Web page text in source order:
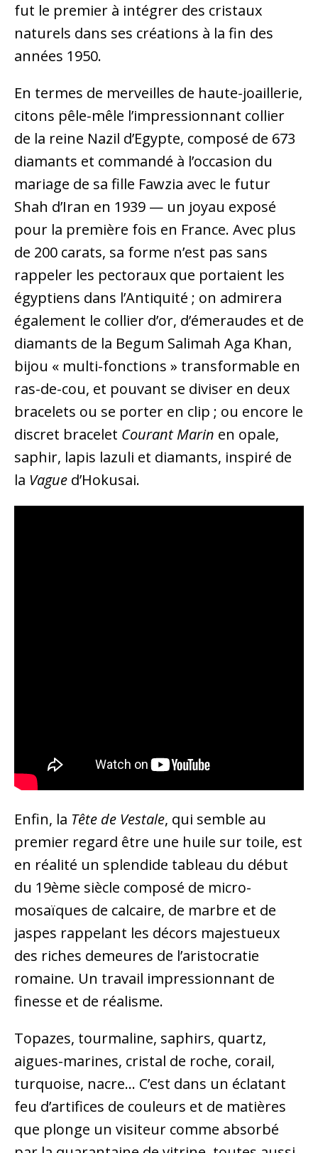
fut le premier à intégrer des cristaux
naturels dans ses créations à la fin des
années 1950.
En termes de merveilles de haute-joaillerie,
citons pêle-mêle l’impressionnant collier
de la reine Nazil d’Egypte, composé de 673
diamants et commandé à l’occasion du
mariage de sa fille Fawzia avec le futur
Shah d’Iran en 1939 — un joyau exposé
pour la première fois en France. Avec plus
de 200 carats, sa forme n’est pas sans
rappeler les pectoraux que portaient les
égyptiens dans l’Antiquité ; on admirera
également le collier d’or, d’émeraudes et de
diamants de la Begum Salimah Aga Khan,
bijou « multi-fonctions » transformable en
ras-de-cou, et pouvant se diviser en deux
bracelets ou se porter en clip ; ou encore le
discret bracelet Courant Marin en opale,
saphir, lapis lazuli et diamants, inspiré de
la Vague d’Hokusai.
Enfin, la Tête de Vestale, qui semble au
premier regard être une huile sur toile, est
en réalité un splendide tableau du début
du 19ème siècle composé de micro-
mosaïques de calcaire, de marbre et de
jaspes rappelant les décors majestueux
des riches demeures de l’aristocratie
romaine. Un travail impressionnant de
finesse et de réalisme.
Topazes, tourmaline, saphirs, quartz,
aigues-marines, cristal de roche, corail,
turquoise, nacre… C’est dans un éclatant
feu d’artifices de couleurs et de matières
que plonge un visiteur comme absorbé